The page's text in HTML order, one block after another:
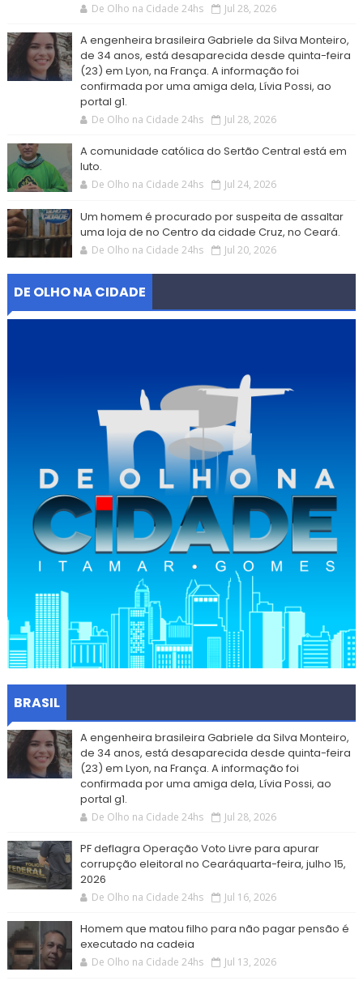
De Olho na Cidade 24hs Jul 28, 2026
A engenheira brasileira Gabriele da Silva Monteiro,
de 34 anos, está desaparecida desde quinta-feira
(23) em Lyon, na França. A informação foi
confirmada por uma amiga dela, Lívia Possi, ao
portal g1.
De Olho na Cidade 24hs Jul 28, 2026
A comunidade católica do Sertão Central está em
luto.
De Olho na Cidade 24hs Jul 24, 2026
Um homem é procurado por suspeita de assaltar
uma loja de no Centro da cidade Cruz, no Ceará.
De Olho na Cidade 24hs Jul 20, 2026
DE OLHO NA CIDADE
BRASIL
A engenheira brasileira Gabriele da Silva Monteiro,
de 34 anos, está desaparecida desde quinta-feira
(23) em Lyon, na França. A informação foi
confirmada por uma amiga dela, Lívia Possi, ao
portal g1.
De Olho na Cidade 24hs Jul 28, 2026
PF deflagra Operação Voto Livre para apurar
corrupção eleitoral no Cearáquarta-feira, julho 15,
2026
De Olho na Cidade 24hs Jul 16, 2026
Homem que matou filho para não pagar pensão é
executado na cadeia
De Olho na Cidade 24hs Jul 13, 2026